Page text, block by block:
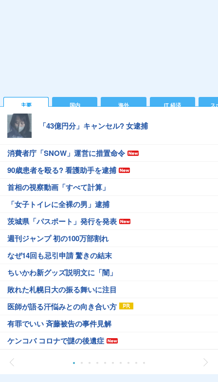
主要 国内 海外 IT 経済 ス
「43億円分」キャンセル? 女逮捕
消費者庁「SNOW」運営に措置命令
90歳患者を殴る? 看護助手を逮捕
首相の視察動画「すべて計算」
「女子トイレに全裸の男」逮捕
茨城県「パスポート」発行を発表
週刊ジャンプ 初の100万部割れ
なぜ14回も忌引申請 驚きの結末
ちいかわ新グッズ説明文に「闇」
敗れた札幌日大の振る舞いに注目
医師が語る汗悩みとの向き合い方
有罪でいい 斉藤被告の事件見解
ケンコバ コロナで謎の後遺症